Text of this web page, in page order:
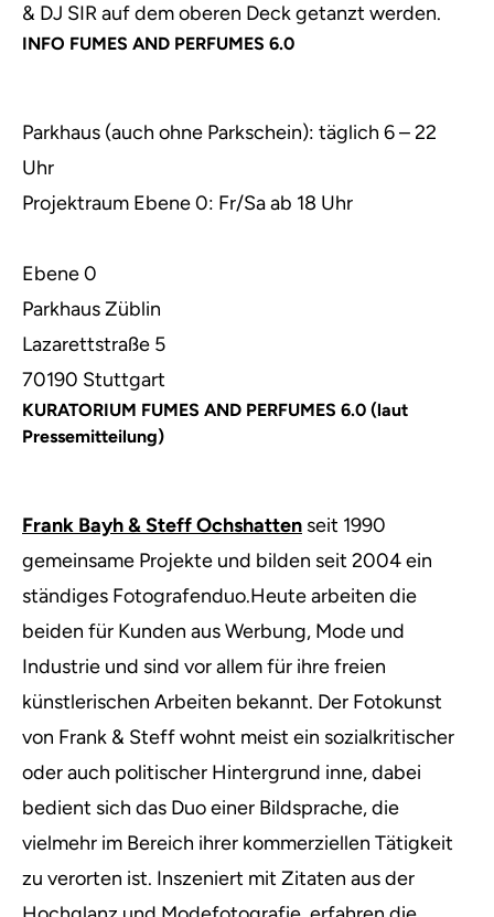
& DJ SIR auf dem oberen Deck getanzt werden.
INFO FUMES AND PERFUMES 6.0
Parkhaus (auch ohne Parkschein): täglich 6 – 22
Uhr
Projektraum Ebene 0: Fr/Sa ab 18 Uhr
Ebene 0
Parkhaus Züblin
Lazarettstraße 5
70190 Stuttgart
KURATORIUM FUMES AND PERFUMES 6.0 (laut
Pressemitteilung)
Frank Bayh & Steff Ochshatten seit 1990
gemeinsame Projekte und bilden seit 2004 ein
ständiges Fotografenduo.Heute arbeiten die
beiden für Kunden aus Werbung, Mode und
Industrie und sind vor allem für ihre freien
künstlerischen Arbeiten bekannt. Der Fotokunst
von Frank & Steff wohnt meist ein sozialkritischer
oder auch politischer Hintergrund inne, dabei
bedient sich das Duo einer Bildsprache, die
vielmehr im Bereich ihrer kommerziellen Tätigkeit
zu verorten ist. Inszeniert mit Zitaten aus der